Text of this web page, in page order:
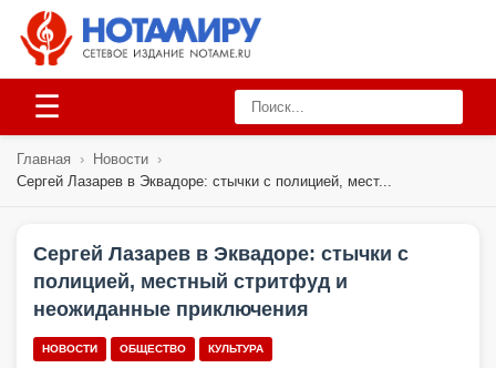
☰
Главная › Новости ›
Сергей Лазарев в Эквадоре: стычки с полицией, мест...
Сергей Лазарев в Эквадоре: стычки с
полицией, местный стритфуд и
неожиданные приключения
НОВОСТИ ОБЩЕСТВО КУЛЬТУРА